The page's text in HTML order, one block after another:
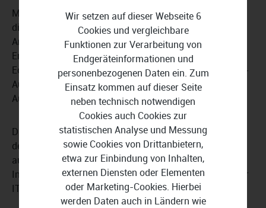
Mit dem Patch Management von Atera vereinfachen Sie
die Durchführung von Softwareaktualisierungen Ihrer
Anwendungen und Betriebssysteme auf Ihren
Endgeräten. DasRealtime Monitoringzeigt Ihnen in
Echtzeit und proaktiv potenzielle Problemquellen. Die IT-
Automatisierung spart Ihnen Zeit bei wiederkehrenden
Aufgaben.
Die Berichte und Analysen von Atera gewähren Ihnen
detaillierte Einblicke und bereiten Leistungskennzahlen
aussagekräftig auf. Damit erhalten Sie wichtige
Informationen für Ihre Planung und die Verwaltung Ihrer
IT-Prozesse.
Wir setzen auf dieser Webseite 6
Cookies und vergleichbare
Funktionen zur Verarbeitung von
Endgeräteinformationen und
personenbezogenen Daten ein. Zum
Einsatz kommen auf dieser Seite
neben technisch notwendigen
Cookies auch Cookies zur
statistischen Analyse und Messung
sowie Cookies von Drittanbietern,
etwa zur Einbindung von Inhalten,
externen Diensten oder Elementen
oder Marketing-Cookies. Hierbei
werden Daten auch in Ländern wie